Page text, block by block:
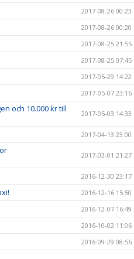
2017-08-26 00:23
2017-08-26 00:20
2017-08-25 21:55
2017-08-25 07:45
2017-05-29 14:22
2017-05-07 23:16
och 10.000 kr till
2017-05-03 14:33
2017-04-13 23:00
2017-03-01 21:27
2016-12-30 23:17
2016-12-16 15:50
2016-12-07 16:49
2016-10-02 11:06
2016-09-29 08:56